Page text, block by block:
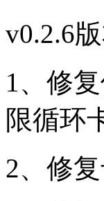
v0.2.6
1、修
限循环
2、修